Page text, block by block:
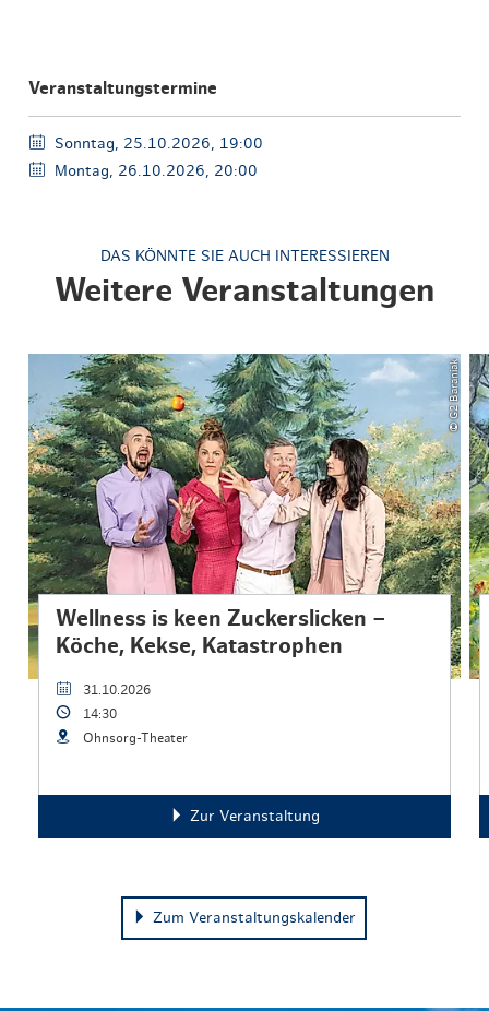
Veranstaltungstermine
Sonntag, 25.10.2026, 19:00
Montag, 26.10.2026, 20:00
DAS KÖNNTE SIE AUCH INTERESSIEREN
Weitere Veranstaltungen
© G2 Baraniak
Wellness is keen Zuckerslicken –
Köche, Kekse, Katastrophen
31.10.2026
14:30
Ohnsorg-Theater
Zur Veranstaltung
Zum Veranstaltungskalender